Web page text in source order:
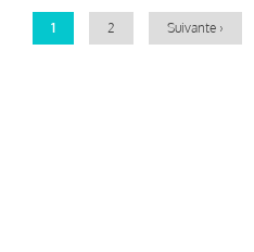
Page
1 Page
2
Page
Suivante ›